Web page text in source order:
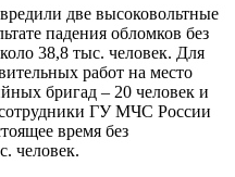
две высоковольтные
падения обломков без
38,8 тыс. человек. Для
работ на место
бригад – 20 человек и
ГУ МЧС России
время без
человек.